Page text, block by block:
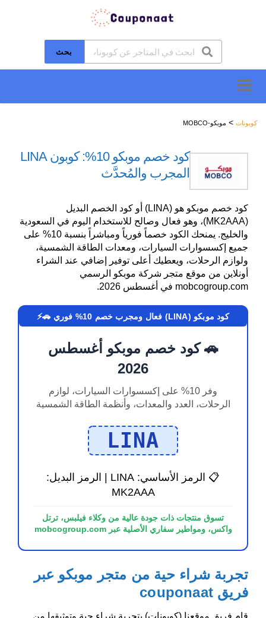
بحث
إلى
المحتوى
كوبونات > موبكو-MOBCO
كود خصم موبكو 10%: كوبون LINA
المجرب والمُحدَّث
كود خصم موبكو هو (LINA) أو كود الخصم البديل
(MK2AAA)، وهو فعال وصالح للاستخدام اليوم في السعودية
والخليج. يمنحك الكود خصماً فورياً ومباشراً بنسبة 10% على
جميع إكسسوارات السيارات، ومعدات الطاقة الشمسية،
ولوازم الرحلات، ويعطيك أعلى توفير إضافي عند الشراء
أونلاين من موقع متجر شركة موبكو الرسمي
mobcogroup.com في أغسطس 2026.
كود موبكو (LINA) فعال ومجرب خصم 10% فوري 🚗⚡
🚗 كود خصم موبكو أغسطس
2026
وفر 10% على إكسسوارات السيارات، لوازم
الرحلات، العدد والمعدات، وأنظمة الطاقة الشمسية
LINA
📋 الرمز الأساسي: LINA | الرمز البديل:
MK2AAA
تسوق منتجات ذات جودة عالية من وكلاء فيلبس، ترتل
واكس، ومواطير سفاري الأصلية عبر mobcogroup.com
تجربة شراء حية من متجر موبكو عبر
فريق couponaat
قام فريق موقعنا (كوبونات) بتجربة شراء حية وتوثيقها من